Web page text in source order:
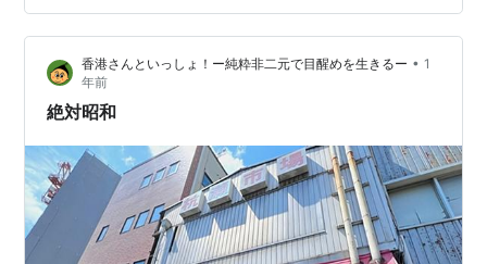
勤で週2回ほど教えられる学校はないかな、と、 同僚の
先生に相談したら、ここを紹介してくださった。 昔、神
学校だったそのカソリック系大学は、 閑静な住宅街の中
に位置し、チャペルも…
香港さんといっしょ！ー純粋非二元で目醒めを生きるー • 1
年前
絶対昭和